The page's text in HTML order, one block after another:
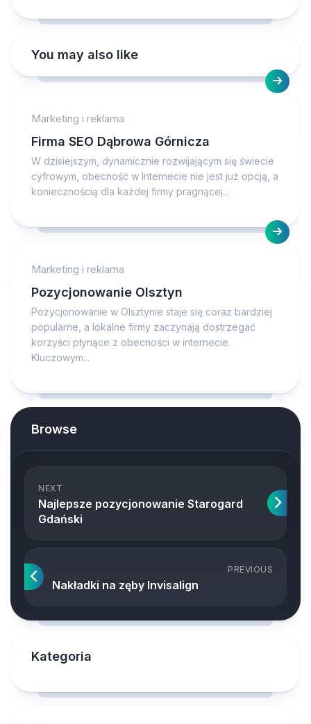
You may also like
Marketing i reklama
Firma SEO Dąbrowa Górnicza
W dzisiejszym, dynamicznie rozwijającym się świecie
cyfrowym, obecność w Internecie nie jest już opcją, a
koniecznością dla każdej firmy pragnącej...
Marketing i reklama
Pozycjonowanie Olsztyn
Pozycjonowanie w Olsztynie staje się coraz bardziej
popularne, a lokalne firmy zaczynają dostrzegać
korzyści płynące z obecności w internecie.
Kluczowym...
Browse
NEXT
Najlepsze pozycjonowanie Starogard
Gdański
PREVIOUS
Nakładki na zęby Invisalign
Kategoria